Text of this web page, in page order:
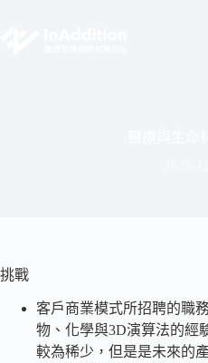
挑戰
客戶商業模式所招聘的職
物、化學與3D演算法的經
較為稀少，但是是未來的